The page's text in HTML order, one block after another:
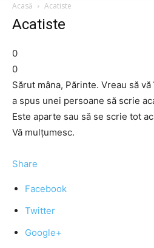
Acasă
Acatiste
Acatiste
0
0
Sărut mâna, Părinte. Vreau să
a spus unei persoane să scrie
Este aparte sau să se scrie tot
Vă mulţumesc.
Share
Facebook
Twitter
Google+